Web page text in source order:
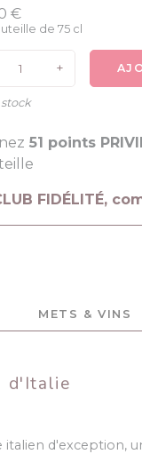
€
de 75 cl
+
51 points
FIDÉLITÉ,
METS & VINS
d'Italie
d'exception,